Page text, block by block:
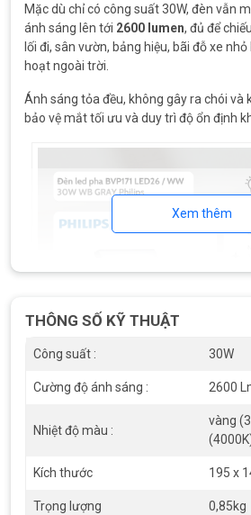
Mặc dù chỉ có công suất 30W, đèn vẫn
ánh sáng lên tới 2600 lumen, đủ để
lối đi, sân vườn, bảng hiệu, bãi đỗ xe
hoạt ngoài trời.
Ánh sáng tỏa đều, không gây ra chói và
bảo vệ mắt tối ưu và duy trì độ ổn định
Đèn led pha BVP171 LED26 WW 30W
TIÊU CHUẨN BẢO VỆ CAO –
Xem thêm
THÔNG SỐ KỸ THUẬT
Công suất : 30W
Cường độ ánh sáng : 2600
Nhiệt độ màu :
vàng
Kích thước 195 x
Trọng lượng 0,85kg